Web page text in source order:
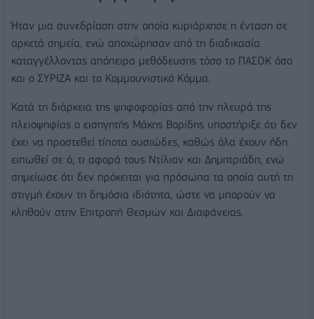
Ήταν μια συνεδρίαση στην οποία κυριάρχησε η ένταση σε
αρκετά σημεία, ενώ αποχώρησαν από τη διαδικασία
καταγγέλλοντας απόπειρα μεθόδευσης τόσο το ΠΑΣΟΚ όσο
και ο ΣΥΡΙΖΑ και το Κομμουνιστικό Κόμμα.
Κατά τη διάρκεια της ψηφοφορίας από την πλευρά της
πλειοψηφίας ο εισηγητής Μάκης Βορίδης υποστήριξε ότι δεν
έχει να προστεθεί τίποτα ουσιώδες, καθώς όλα έχουν ήδη
ειπωθεί σε ό, τι αφορά τους Ντίλιαν και Δημητριάδη, ενώ
σημείωσε ότι δεν πρόκειται για πρόσωπα τα οποία αυτή τη
στιγμή έχουν τη δημόσια ιδιότητα, ώστε να μπορούν να
κληθούν στην Επιτροπή Θεσμών και Διαφάνειας.